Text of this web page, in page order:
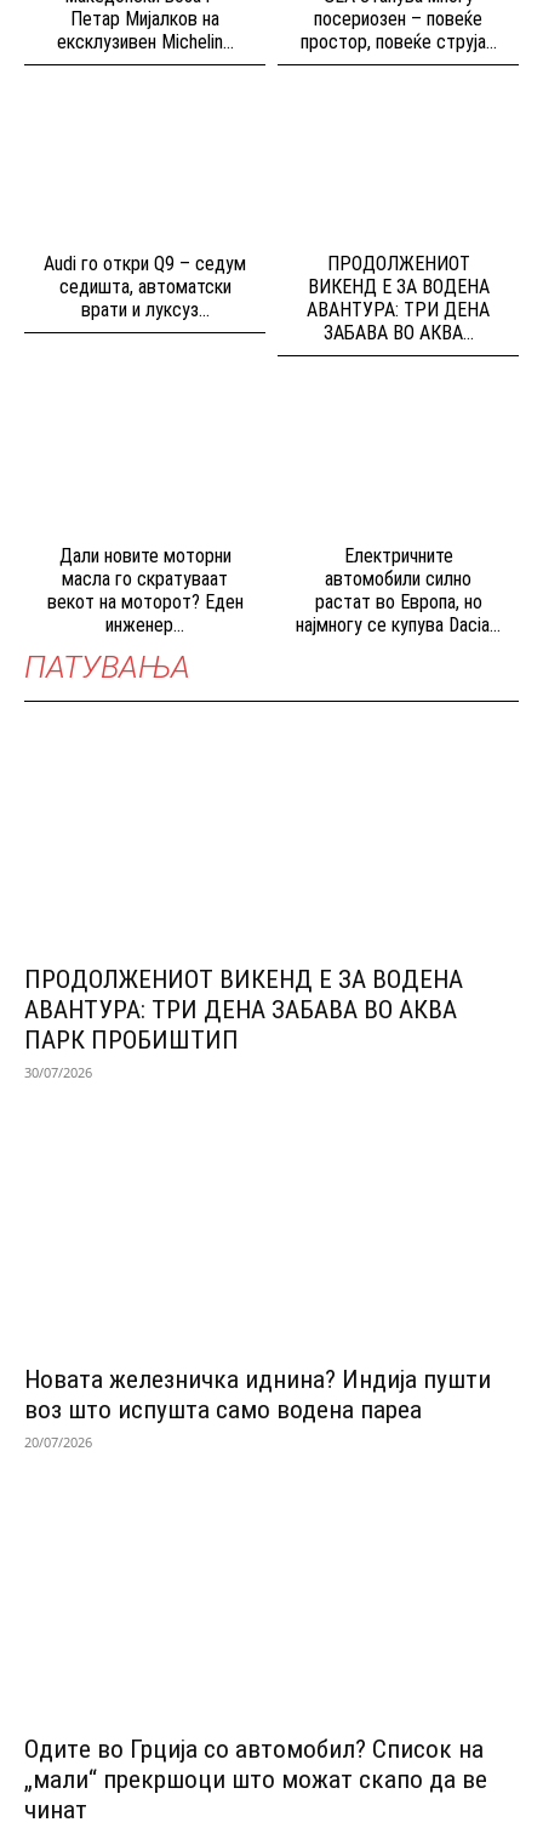
Петар Мијалков на
ексклузивен Michelin...
посериозен – повеќе
простор, повеќе струја...
Audi го откри Q9 – седум
седишта, автоматски
врати и луксуз...
ПРОДОЛЖЕНИОТ
ВИКЕНД Е ЗА ВОДЕНА
АВАНТУРА: ТРИ ДЕНА
ЗАБАВА ВО АКВА...
Дали новите моторни
масла го скратуваат
векот на моторот? Еден
инженер...
Електричните
автомобили силно
растат во Европа, но
најмногу се купува Dacia...
ПАТУВАЊА
ПРОДОЛЖЕНИОТ ВИКЕНД Е ЗА ВОДЕНА
АВАНТУРА: ТРИ ДЕНА ЗАБАВА ВО АКВА
ПАРК ПРОБИШТИП
30/07/2026
Новата железничка иднина? Индија пушти
воз што испушта само водена пареа
20/07/2026
Одитe во Грција со автомобил? Список на
„мали“ прекршоци што можат скапо да ве
чинат